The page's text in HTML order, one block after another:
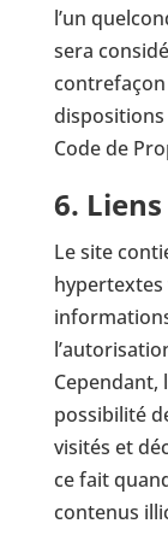
l’un
sera
dispositions
Code de
6.
Le site
hypertextes
Cependant,
possibilité
visités et
ce fait
contenus